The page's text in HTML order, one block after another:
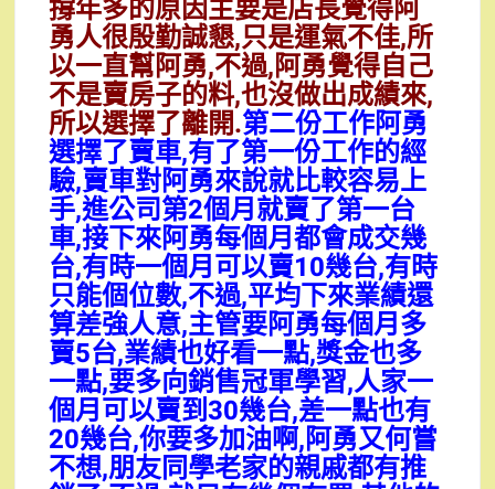
撐年多的原因主要是店長覺得阿
勇人很殷勤誠懇,只是運氣不佳,所
以一直幫阿勇,不過,阿勇覺得自己
不是賣房子的料,也沒做出成績來,
所以選擇了離開.第二份工作阿勇
選擇了賣車,有了第一份工作的經
驗,賣車對阿勇來說就比較容易上
手,進公司第2個月就賣了第一台
車,接下來阿勇每個月都會成交幾
台,有時一個月可以賣10幾台,有時
只能個位數,不過,平均下來業績還
算差強人意,主管要阿勇每個月多
賣5台,業績也好看一點,獎金也多
一點,要多向銷售冠軍學習,人家一
個月可以賣到30幾台,差一點也有
20幾台,你要多加油啊,阿勇又何嘗
不想,朋友同學老家的親戚都有推